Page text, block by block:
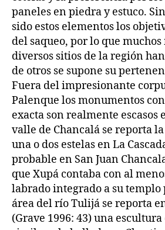
paneles en piedra y estuco.
sido estos elementos los
del saqueo, por lo que
diversos sitios de la región
de otros se supone su
Fuera del impresionante
Palenque los monumentos
exacta son realmente escasos
valle de Chancalá se reporta
una o dos estelas en La
probable en San Juan
que Xupá contaba con al
labrado integrado a su
área del río Tulijá se reporta
(Grave 1996: 43) una